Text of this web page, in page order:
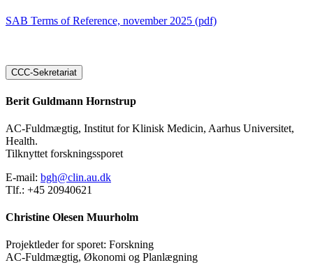
SAB Terms of Reference, november 2025 (pdf)
CCC-Sekretariat
Berit Guldmann Hornstrup
AC-Fuldmægtig, Institut for Klinisk Medicin, Aarhus Universitet,
Health.
Tilknyttet forskningssporet
E-mail: bgh@clin.au.dk
Tlf.: +45 20940621
Christine Olesen Muurholm
Projektleder for sporet: Forskning
AC-Fuldmægtig, Økonomi og Planlægning